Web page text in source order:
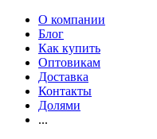
О компании
Блог
Как купить
Оптовикам
Доставка
Контакты
Долями
...